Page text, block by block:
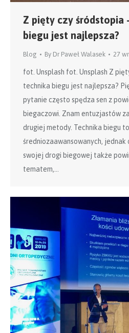
Z pięty czy śródstopia
biegu jest najlepsza?
Blog By Dr Paweł Walasek 27
fot. Unsplash fot. Unsplash Z
technika biegu jest najlepsza?
pytanie często spędza sen z
biegaczowi. Znam entuzjastów
drugiej metody. Technika biegu
średniozaawansowanych, jednak
swojej drogi biegowej także
tematem,…